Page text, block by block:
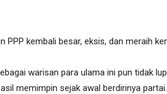
PPP kembali besar, eksis, dan meraih
warisan para ulama ini pun tidak
memimpin sejak awal berdirinya partai.